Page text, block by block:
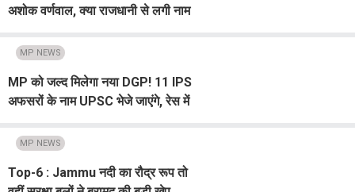
अशोक वर्णवाल, क्या राजधानी से लगी नाम
नए बॉस
MP NEWS
MP को जल्द मिलेगा नया DGP! 11 IPS
अफसरों के नाम UPSC भेजे जाएंगे, रेस में
सबसे आगे
MP NEWS
Top-6 : Jammu नदी का रौद्र रूप तो